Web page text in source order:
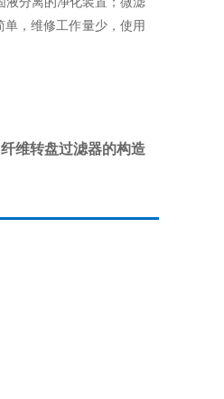
，维修工作量少，使用
纤维转盘过滤器的构造